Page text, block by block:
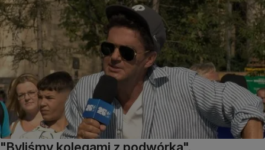
"Byliśmy kolegami z podwórka".